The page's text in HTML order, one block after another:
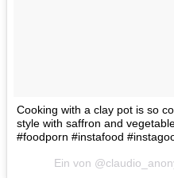
Cooking with a clay pot is so
style with saffron and
#foodporn #instafood
Ein von